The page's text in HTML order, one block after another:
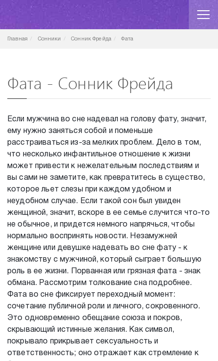
Главная Сонники Сонник Фрейда Фата
Фата - Сонник Фрейда
Если мужчина во сне надевал на голову фату, значит,
ему нужно заняться собой и поменьше
расстраиваться из-за мелких проблем. Дело в том,
что несколько инфантильное отношение к жизни
может привести к нежелательным последствиям и
вы сами не заметите, как превратитесь в существо,
которое льет слезы при каждом удобном и
неудобном случае. Если такой сон был увиден
женщиной, значит, вскоре в ее семье случится что-то
не обычное, и придется немного напрячься, чтобы
нормально воспринять новости. Незамужней
женщине или девушке надевать во сне фату - к
знакомству с мужчиной, который сыграет большую
роль в ее жизни. Порванная или грязная фата - знак
обмана. Рассмотрим толкование сна подробнее.
Фата во сне фиксирует переходный момент:
сочетание публичной роли и личного, сокровенного.
Это одновременно обещание союза и покров,
скрывающий истинные желания. Как символ,
покрывало прикрывает сексуальность и
ответственность; оно отражает как стремление к